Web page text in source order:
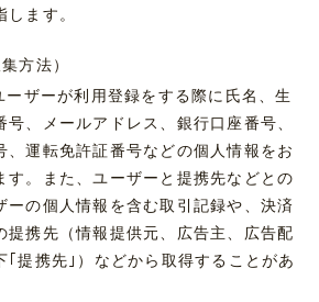
ます。
方法）
ザーが利用登録をする際に氏名、生
、メールアドレス、銀行口座番号、
、運転免許証番号などの個人情報をお
す。また、ユーザーと提携先などとの
ーの個人情報を含む取引記録や、決済
提携先（情報提供元、広告主、広告配
｢提携先｣）などから取得することがあ